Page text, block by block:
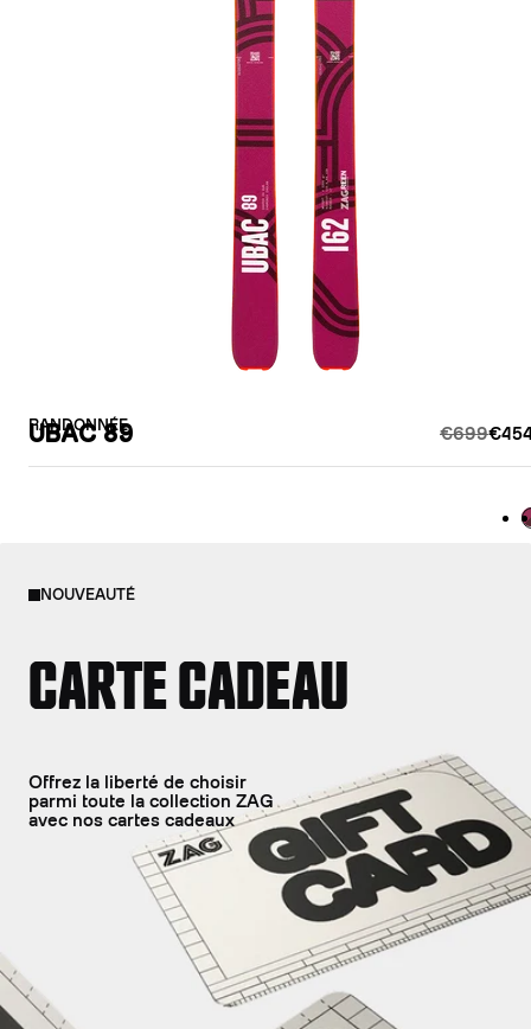
RANDONNÉE
UBAC 89 €699
NOUVEAUTÉ
CARTE CADEAU
Offrez la liberté de choisir
parmi toute la collection ZAG
avec nos cartes cadeaux